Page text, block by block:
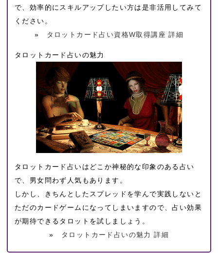
で、効率的にスキルアップしたい方は是非活用してみて
ください。
»
タロットカード占い資格W取得講座 詳細
タロットカード占いの魅力
タロットカード占いはどこか神秘的な印象のある占い
で、男女問わず人気もあります。
しかし、きちんとしたスプレッドを学んで実践しないと
ただのカードゲームになってしまいますので、占い効果
が期待できるタロットを試しましょう。
»
タロットカード占いの魅力 詳細